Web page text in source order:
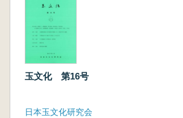
玉文化 第16号
日本玉文化研究会